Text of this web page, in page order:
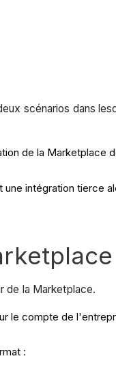
scénarios dans
de la Marketplace
intégration tierce
de la Marketplace.
le compte de
: